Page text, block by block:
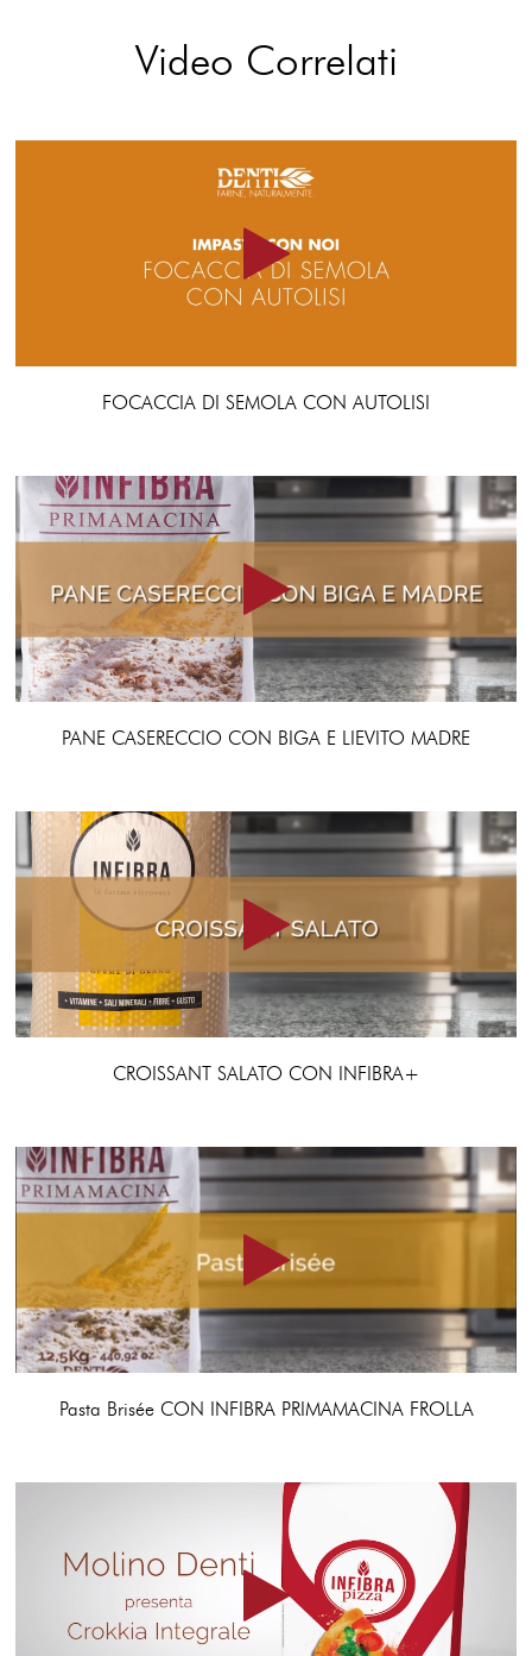
Video Correlati
FOCACCIA DI SEMOLA CON AUTOLISI
PANE CASERECCIO CON BIGA E LIEVITO MADRE
CROISSANT SALATO CON INFIBRA+
Pasta Brisée CON INFIBRA PRIMAMACINA FROLLA